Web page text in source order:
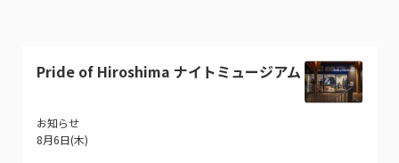
Pride of Hiroshima ナイトミュージアム
お知らせ
8月6日(木)